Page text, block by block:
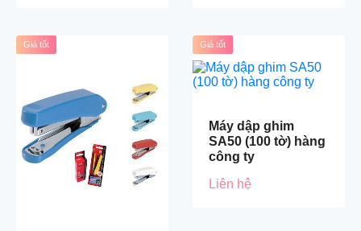
Giá tốt Giá tốt
Máy dập ghim
SA50 (100 tờ) hàng
công ty
Liên hệ